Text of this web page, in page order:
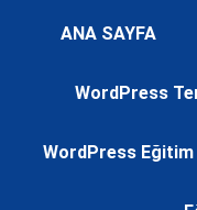
ANA SAYFA
WordPress
WordPress Eğitim